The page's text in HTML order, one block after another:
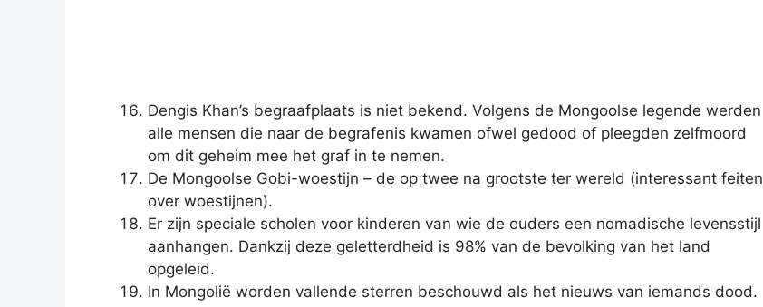
Dengis Khan’s begraafplaats is niet bekend. Volgens de Mongoolse legende werden
alle mensen die naar de begrafenis kwamen ofwel gedood of pleegden zelfmoord
om dit geheim mee het graf in te nemen.
De Mongoolse Gobi-woestijn – de op twee na grootste ter wereld (interessant feiten
over woestijnen).
Er zijn speciale scholen voor kinderen van wie de ouders een nomadische levensstijl
aanhangen. Dankzij deze geletterdheid is 98% van de bevolking van het land
opgeleid.
In Mongolië worden vallende sterren beschouwd als het nieuws van iemands dood.